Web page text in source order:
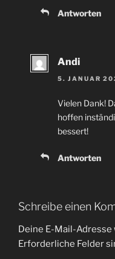
Antworten
Andi
5. JANUAR
Vielen Dank!
hoffen
bessert!
Antworten
Schreibe einen
Deine E-Mail-
Erforderliche Felder